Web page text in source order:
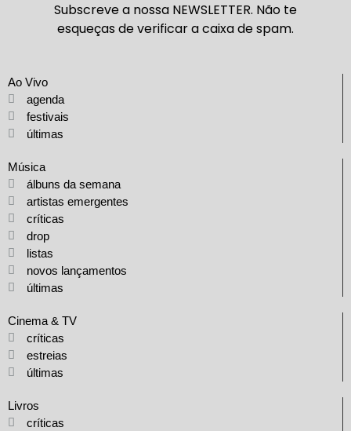
Subscreve a nossa NEWSLETTER. Não te
esqueças de verificar a caixa de spam.
Ao Vivo
agenda
festivais
últimas
Música
álbuns da semana
artistas emergentes
críticas
drop
listas
novos lançamentos
últimas
Cinema & TV
críticas
estreias
últimas
Livros
críticas